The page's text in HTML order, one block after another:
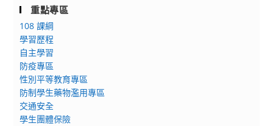
重點專區
108 課綱
學習歷程
自主學習
防疫專區
性別平等教育專區
防制學生藥物濫用專區
交通安全
學生團體保險